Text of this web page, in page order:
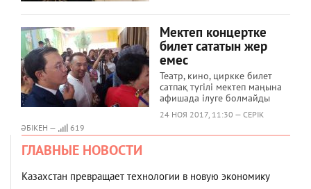
Мектеп концертке
билет сататын жер
емес
Театр, кино, циркке билет
сатпақ түгілі мектеп маңына
афишада ілуге болмайды
24 НОЯ 2017, 11:30 — СЕРІК
ӘБІКЕН —
619
ГЛАВНЫЕ НОВОСТИ
Казахстан превращает технологии в новую экономику